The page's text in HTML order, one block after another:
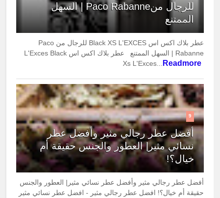
للرجال منPaco Rabanne | السهل
الممتنع
عطر بلاك اكس اس Black XS L'EXCES للرجال من Paco
Rabanne | السهل الممتنع عطر بلاك اكس اس L'Exces Black
Xs L'Exces... Readmore
9
أفضل عطر رجالي مثير وأفضل عطر
نسائي مثير| العطور والجنس حقيقة أم
خيال؟!
أفضل عطر رجالي مثير وأفضل عطر نسائي مثير| العطور والجنس
حقيقة أم خيال؟! افضل عطر رجالي مثير - افضل عطر نسائي مثير